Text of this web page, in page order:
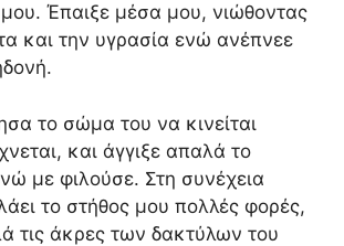
Έπαιξε μέσα μου, νιώθοντας
και την υγρασία ενώ ανέπνεε
το σώμα του να κινείται
και άγγιξε απαλά το
με φιλούσε. Στη συνέχεια
το στήθος μου πολλές φορές,
τις άκρες των δακτύλων του